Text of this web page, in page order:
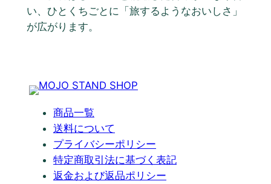
い、ひとくちごとに「旅するようなおいしさ」
が広がります。
商品一覧
送料について
プライバシーポリシー
特定商取引法に基づく表記
返金および返品ポリシー